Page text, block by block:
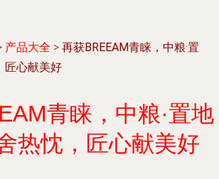
产品大全 > 再获BREEAM青睐，中粮·置
匠心献美好
青睐，中粮·置地
热忱，匠心献美好